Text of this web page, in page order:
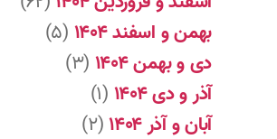
بهمن و اسفند ۱۴۰۴
(۵)
دی و بهمن ۱۴۰۴
(۳)
آذر و دی ۱۴۰۴
(۱)
آبان و آذر ۱۴۰۴
(۲)